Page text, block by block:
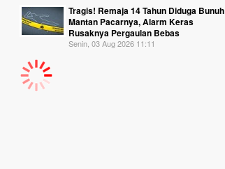
Tragis! Remaja 14 Tahun Diduga Bunuh
Mantan Pacarnya, Alarm Keras
Rusaknya Pergaulan Bebas
Senin, 03 Aug 2026 11:11